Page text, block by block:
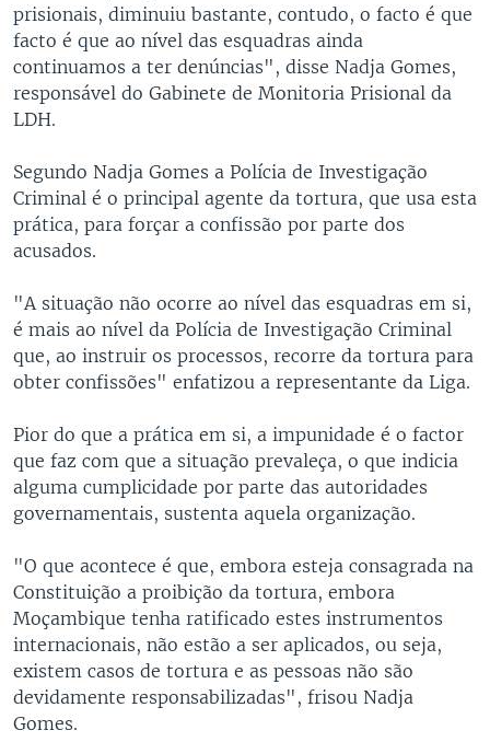
prisionais, diminuiu bastante, contudo, o facto é que
facto é que ao nível das esquadras ainda
continuamos a ter denúncias", disse Nadja Gomes,
responsável do Gabinete de Monitoria Prisional da
LDH.
Segundo Nadja Gomes a Polícia de Investigação
Criminal é o principal agente da tortura, que usa esta
prática, para forçar a confissão por parte dos
acusados.
"A situação não ocorre ao nível das esquadras em si,
é mais ao nível da Polícia de Investigação Criminal
que, ao instruir os processos, recorre da tortura para
obter confissões" enfatizou a representante da Liga.
Pior do que a prática em si, a impunidade é o factor
que faz com que a situação prevaleça, o que indicia
alguma cumplicidade por parte das autoridades
governamentais, sustenta aquela organização.
"O que acontece é que, embora esteja consagrada na
Constituição a proibição da tortura, embora
Moçambique tenha ratificado estes instrumentos
internacionais, não estão a ser aplicados, ou seja,
existem casos de tortura e as pessoas não são
devidamente responsabilizadas", frisou Nadja
Gomes.